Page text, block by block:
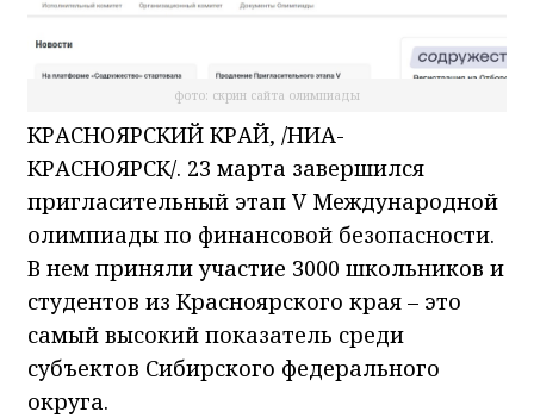
фото: скрин сайта олимпиады
КРАСНОЯРСКИЙ КРАЙ, /НИА-
КРАСНОЯРСК/. 23 марта завершился
пригласительный этап V Международной
олимпиады по финансовой безопасности.
В нем приняли участие 3000 школьников и
студентов из Красноярского края – это
самый высокий показатель среди
субъектов Сибирского федерального
округа.